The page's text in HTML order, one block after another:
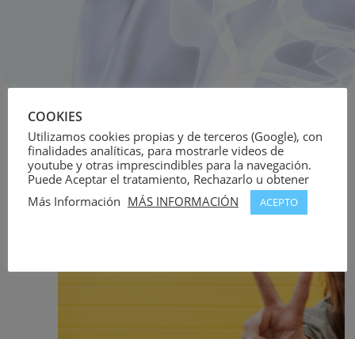
¿QUÉ PATOLOGÍAS SON TRATABLES?
COOKIES
Utilizamos cookies propias y de terceros (Google), con
finalidades analíticas, para mostrarle videos de
youtube y otras imprescindibles para la navegación.
Puede Aceptar el tratamiento, Rechazarlo u obtener
Más Información MÁS INFORMACIÓN ACEPTO